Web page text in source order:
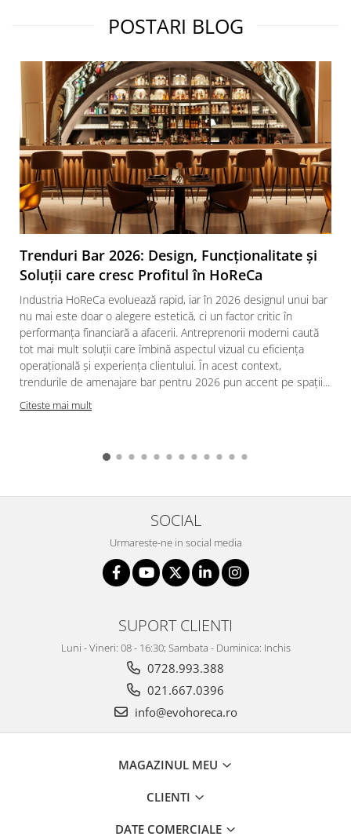
POSTARI BLOG
Trenduri Bar 2026: Design, Funcționalitate și
Soluții care cresc Profitul în HoReCa
Industria HoReCa evoluează rapid, iar în 2026 designul unui bar
nu mai este doar o alegere estetică, ci un factor critic în
performanța financiară a afacerii. Antreprenorii moderni caută
tot mai mult soluții care îmbină aspectul vizual cu eficiența
operațională și experiența clientului. În acest context,
trendurile de amenajare bar pentru 2026 pun accent pe spații...
Citeste mai mult
SOCIAL
Urmareste-ne in social media
SUPORT CLIENTI
Luni - Vineri: 08 - 16:30; Sambata - Duminica: Inchis
0728.993.388
021.667.0396
info@evohoreca.ro
MAGAZINUL MEU
CLIENTI
DATE COMERCIALE